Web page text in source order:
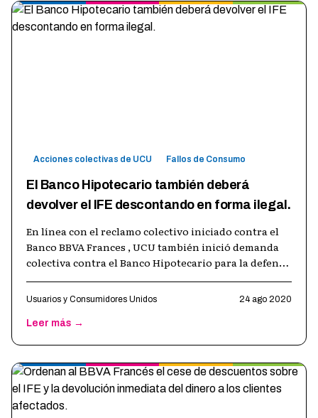
Acciones colectivas de UCU Fallos de Consumo
El Banco Hipotecario también deberá
devolver el IFE descontando en forma ilegal.
En línea con el reclamo colectivo iniciado contra el
Banco BBVA Frances , UCU también inició demanda
colectiva contra el Banco Hipotecario para la defensa
Usuarios y Consumidores Unidos 24 ago 2020
Leer más →